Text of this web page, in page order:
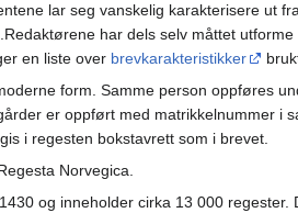
lar seg vanskelig karakterisere ut
har dels selv måttet
en liste over brevkarakteristikker
form. Samme person oppføres
er oppført med matrikkelnummer i
i regesten bokstavrett som i brevet.
Norvegica.
og inneholder cirka 13 000